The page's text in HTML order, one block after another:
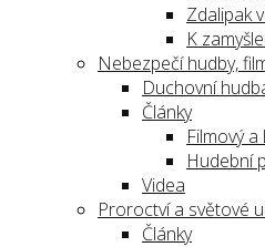
Zdalipak
K
Nebezpečí hudby,
Duchovní
Články
Filmový
Hudební
Videa
Proroctví a světové
Články